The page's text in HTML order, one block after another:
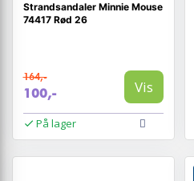
Strandsandaler Minnie Mouse
74417 Rød 26
164,-
100,- Vis
På lager